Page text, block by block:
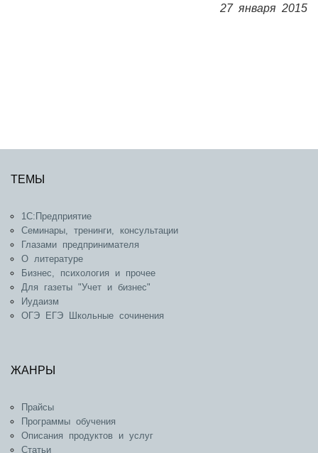
27 января 2015
ТЕМЫ
1С:Предприятие
Семинары, тренинги, консультации
Глазами предпринимателя
О литературе
Бизнес, психология и прочее
Для газеты "Учет и бизнес"
Иудаизм
ОГЭ ЕГЭ Школьные сочинения
ЖАНРЫ
Прайсы
Программы обучения
Описания продуктов и услуг
Статьи